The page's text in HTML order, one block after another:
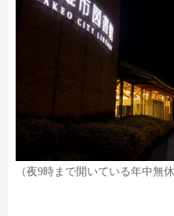
（夜9時まで開いている年中無